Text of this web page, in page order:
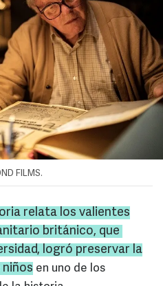
FILMS.
relata los valientes
británico, que
logró preservar la
en uno de los